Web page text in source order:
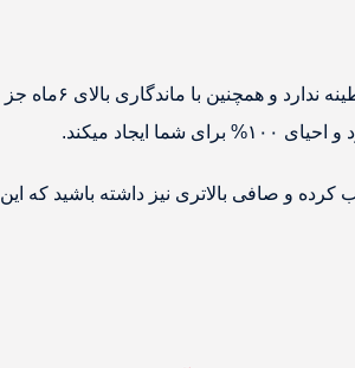
بوتاکس های بازار میباشد که این مدت ماندگاری دارد.